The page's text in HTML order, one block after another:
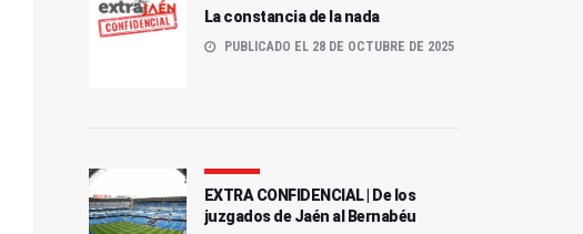
La constancia de la nada
PUBLICADO EL 28 DE OCTUBRE DE 2025
EXTRA CONFIDENCIAL | De los
juzgados de Jaén al Bernabéu